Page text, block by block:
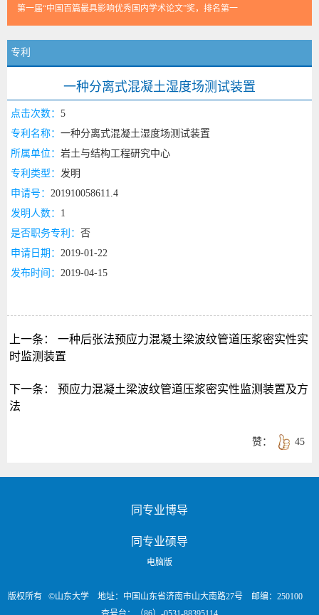
第一届“中国百篇最具影响优秀国内学术论文”奖，排名第一
专利
一种分离式混凝土湿度场测试装置
点击次数： 5
专利名称： 一种分离式混凝土湿度场测试装置
所属单位： 岩土与结构工程研究中心
专利类型： 发明
申请号： 201910058611.4
发明人数： 1
是否职务专利： 否
申请日期： 2019-01-22
发布时间： 2019-04-15
上一条：
一种后张法预应力混凝土梁波纹管道压浆密实性实
时监测装置
下一条：
预应力混凝土梁波纹管道压浆密实性监测装置及方
法
45
赞：
同专业博导
同专业硕导
电脑版
版权所有 ©山东大学 地址：中国山东省济南市山大南路27号 邮编：250100